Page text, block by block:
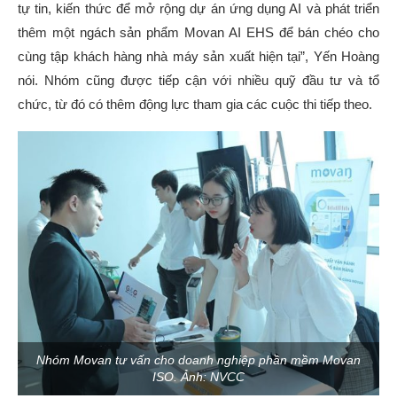
tự tin, kiến thức để mở rộng dự án ứng dụng AI và phát triển
thêm một ngách sản phẩm Movan AI EHS để bán chéo cho
cùng tập khách hàng nhà máy sản xuất hiện tại”, Yến Hoàng
nói. Nhóm cũng được tiếp cận với nhiều quỹ đầu tư và tổ
chức, từ đó có thêm động lực tham gia các cuộc thi tiếp theo.
Nhóm Movan tư vấn cho doanh nghiệp phần mềm Movan
ISO. Ảnh: NVCC